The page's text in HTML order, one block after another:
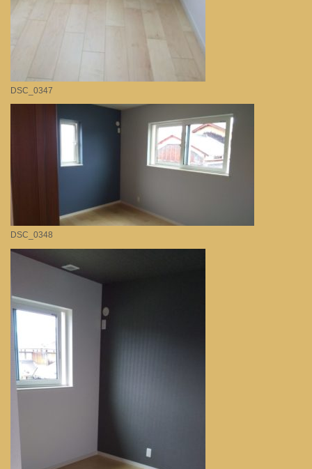
DSC_0347
DSC_0348